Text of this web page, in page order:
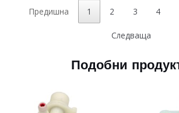
Предишна 1 2 3 4
Следваща
Подобни